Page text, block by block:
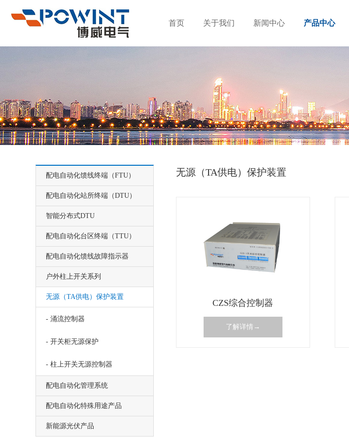
首页 关于我们 新闻中心 产品中心
配电自动化馈线终端（FTU）
配电自动化站所终端（DTU）
智能分布式DTU
配电自动化台区终端（TTU）
配电自动化馈线故障指示器
户外柱上开关系列
无源（TA供电）保护装置
- 涌流控制器
- 开关柜无源保护
- 柱上开关无源控制器
配电自动化管理系统
配电自动化特殊用途产品
新能源光伏产品
无源（TA供电）保护装置
CZS综合控制器
了解详情→